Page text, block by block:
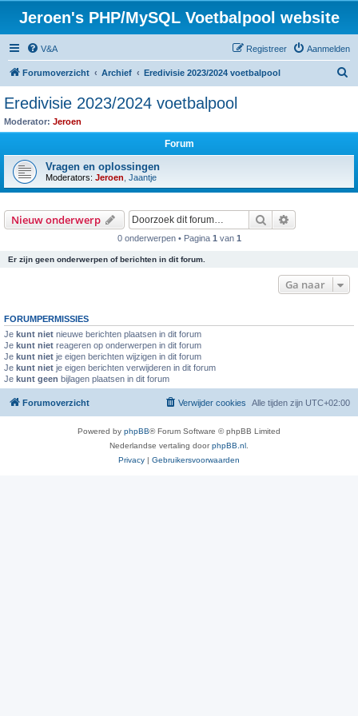
Jeroen's PHP/MySQL Voetbalpool website
V&A Aanmelden
Registreer
Forumoverzicht Archief Eredivisie 2023/2024 voetbalpool
Eredivisie 2023/2024 voetbalpool
Moderator: Jeroen
Forum
Vragen en oplossingen
Moderators: Jeroen Jaantje
Nieuw onderwerp Zoek
0 onderwerpen • Pagina 1 van 1
Er zijn geen onderwerpen of berichten in dit forum.
Ga naar
FORUMPERMISSIES
Je kunt niet nieuwe berichten plaatsen in dit forum
Je kunt niet reageren op onderwerpen in dit forum
Je kunt niet je eigen berichten wijzigen in dit forum
Je kunt niet je eigen berichten verwijderen in dit forum
Je kunt geen bijlagen plaatsen in dit forum
Forumoverzicht Alle tijden zijn UTC+02:00
Verwijder cookies
Powered by phpBB® Forum Software © phpBB Limited
Nederlandse vertaling doorphpBB.nl
Privacy | Gebruikersvoorwaarden